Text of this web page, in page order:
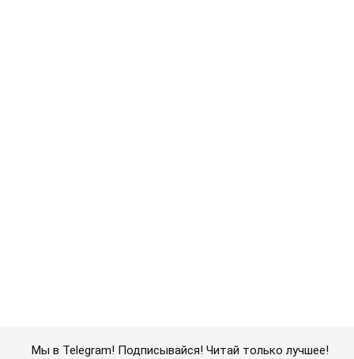
Мы в Telegram! Подписывайся! Читай только лучшее!